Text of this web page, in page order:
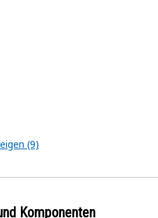
(9)
Komponenten